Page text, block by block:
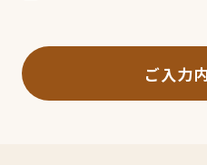
ご入力